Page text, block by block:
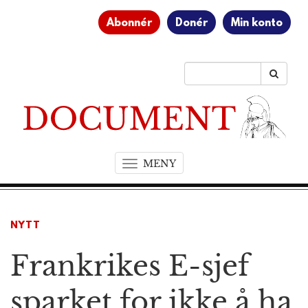
Abonnér Donér Min konto
MENYT
o
n
a
v
NYTT
Frankrikes E-sjef